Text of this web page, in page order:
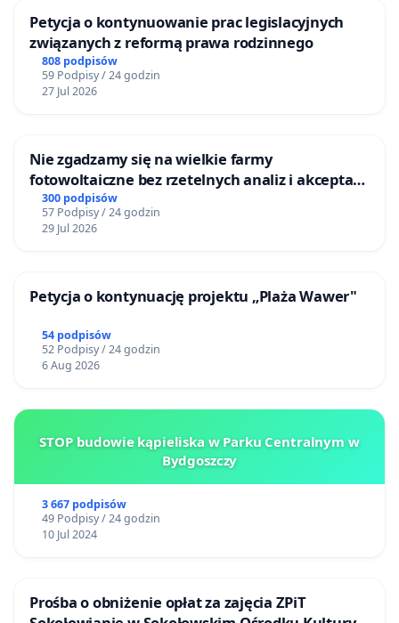
Petycja o kontynuowanie prac legislacyjnych
związanych z reformą prawa rodzinnego
808 podpisów
59 Podpisy / 24 godzin
27 Jul 2026
Nie zgadzamy się na wielkie farmy
fotowoltaiczne bez rzetelnych analiz i akceptacji
mieszkańców
300 podpisów
57 Podpisy / 24 godzin
29 Jul 2026
Petycja o kontynuację projektu „Plaża Wawer"
54 podpisów
52 Podpisy / 24 godzin
6 Aug 2026
STOP budowie kąpieliska w Parku Centralnym w
Bydgoszczy
3 667 podpisów
49 Podpisy / 24 godzin
10 Jul 2024
Prośba o obniżenie opłat za zajęcia ZPiT